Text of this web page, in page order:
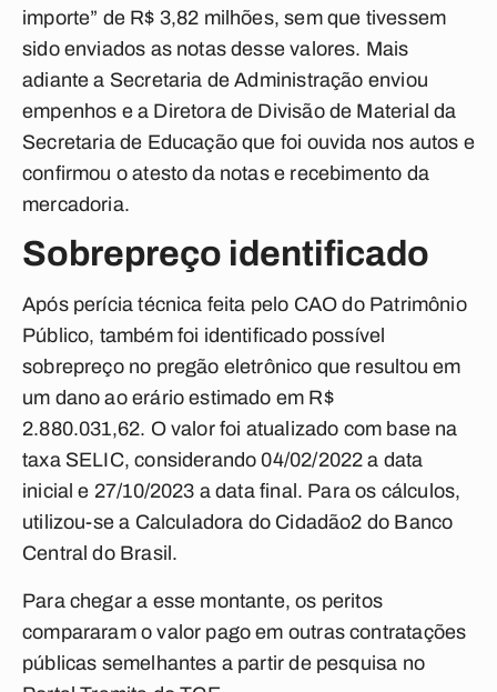
importe” de R$ 3,82 milhões, sem que tivessem
sido enviados as notas desse valores. Mais
adiante a Secretaria de Administração enviou
empenhos e a Diretora de Divisão de Material da
Secretaria de Educação que foi ouvida nos autos e
confirmou o atesto da notas e recebimento da
mercadoria.
Sobrepreço identificado
Após perícia técnica feita pelo CAO do Patrimônio
Público, também foi identificado possível
sobrepreço no pregão eletrônico que resultou em
um dano ao erário estimado em R$
2.880.031,62. O valor foi atualizado com base na
taxa SELIC, considerando 04/02/2022 a data
inicial e 27/10/2023 a data final. Para os cálculos,
utilizou-se a Calculadora do Cidadão2 do Banco
Central do Brasil.
Para chegar a esse montante, os peritos
compararam o valor pago em outras contratações
públicas semelhantes a partir de pesquisa no